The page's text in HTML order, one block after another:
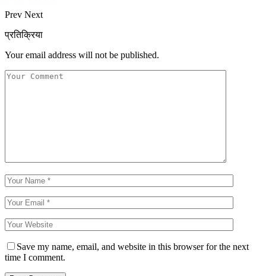
Prev Next
प्रतिक्रिया
Your email address will not be published.
Save my name, email, and website in this browser for the next
time I comment.